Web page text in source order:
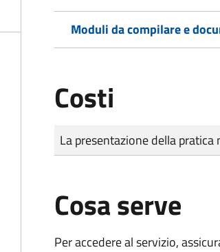
Moduli da compilare e
Costi
Tipo di pagamento
Importo
La presentazione della
Cosa serve
Per accedere al servizio,